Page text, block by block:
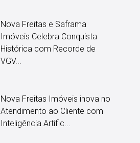
Nova Freitas e Saframa
Imóveis Celebra Conquista
Histórica com Recorde de
VGV...
Nova Freitas Imóveis inova no
Atendimento ao Cliente com
Inteligência Artific...